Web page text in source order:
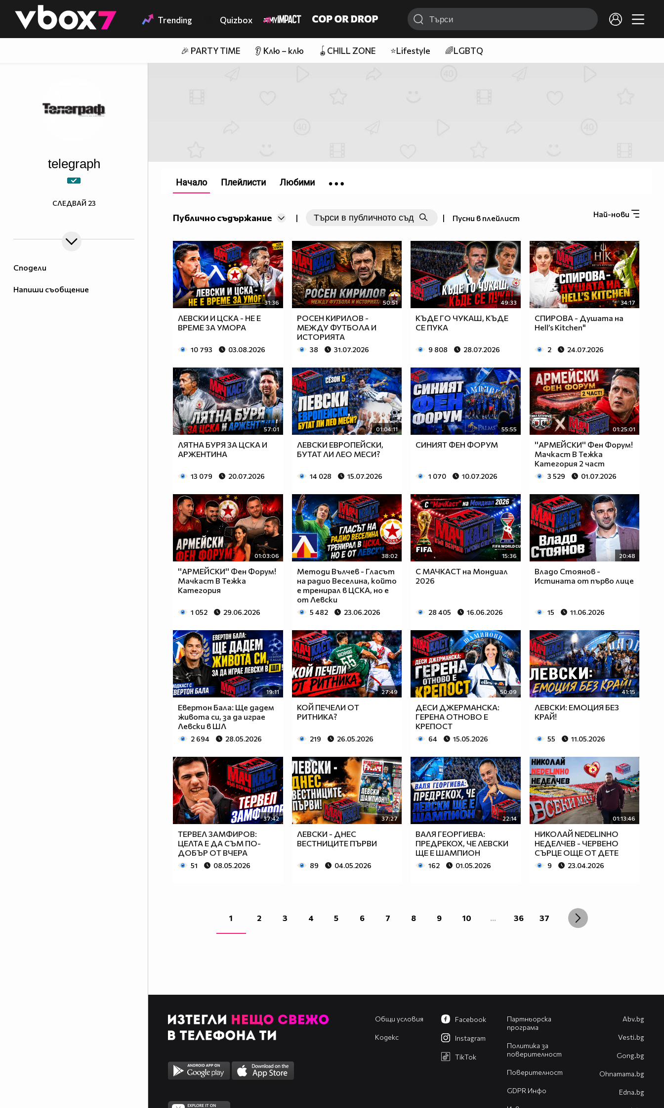
👾 Trending Quizbox
🎉 PARTY TIME 👂 Клю – клю 🪀CHILL ZONE ⭐Lifestyle 🌈LGBTQ
Сподели
Напиши съобщение
telegraph
СЛЕДВАЙ 23
Най-нови
Публично съдържание | | Пусни в плейлист
31:36
ЛЕВСКИ И ЦСКА - НЕ Е
ВРЕМЕ ЗА УМОРА
10 793 03.08.2026
50:51
РОСЕН КИРИЛОВ -
МЕЖДУ ФУТБОЛА И
ИСТОРИЯТА
38 31.07.2026
49:33
КЪДЕ ГО ЧУКАШ, КЪДЕ
СЕ ПУКА
9 808 28.07.2026
34:17
СПИРОВА - Душата на
Hell’s Kitchen"
2 24.07.2026
57:01
ЛЯТНА БУРЯ ЗА ЦСКА И
АРЖЕНТИНА
13 079 20.07.2026
01:04:11
ЛЕВСКИ ЕВРОПЕЙСКИ,
БУТАТ ЛИ ЛЕО МЕСИ?
14 028 15.07.2026
55:55
СИНИЯТ ФЕН ФОРУМ
1 070 10.07.2026
01:25:01
''АРМЕЙСКИ'' Фен Форум!
Мачкаст В Тежка
Категория 2 част
3 529 01.07.2026
01:03:06
''АРМЕЙСКИ'' Фен Форум!
Мачкаст В Тежка
Категория
1 052 29.06.2026
38:02
Методи Вълчев - Гласът
на радио Веселина, който
е тренирал в ЦСКА, но е
от Левски
5 482 23.06.2026
15:36
С МАЧКАСТ на Мондиал
2026
28 405 16.06.2026
20:48
Владо Стоянов -
Истината от първо лице
15 11.06.2026
19:11
Евертон Бала: Ще дадем
живота си, за да играе
Левски в ШЛ
2 694 28.05.2026
27:49
КОЙ ПЕЧЕЛИ ОТ
РИТНИКА?
219 26.05.2026
50:09
ДЕСИ ДЖЕРМАНСКА:
ГЕРЕНА ОТНОВО Е
КРЕПОСТ
64 15.05.2026
41:15
ЛЕВСКИ: ЕМОЦИЯ БЕЗ
КРАЙ!
55 11.05.2026
37:42
ТЕРВЕЛ ЗАМФИРОВ:
ЦЕЛТА Е ДА СЪМ ПО-
ДОБЪР ОТ ВЧЕРА
51 08.05.2026
37:27
ЛЕВСКИ - ДНЕС
ВЕСТНИЦИТЕ ПЪРВИ
89 04.05.2026
22:14
ВАЛЯ ГЕОРГИЕВА:
ПРЕДРЕКОХ, ЧЕ ЛЕВСКИ
ЩЕ Е ШАМПИОН
162 01.05.2026
01:13:46
НИКОЛАЙ NEDELINHO
НЕДЕЛЧЕВ - ЧЕРВЕНО
СЪРЦЕ ОЩЕ ОТ ДЕТЕ
9 23.04.2026
1 2 3 4 5 6 7 8 9 10 ... 36 37
Начало Плейлисти Любими
Общи условия
Кодекс
Партньорска
програма
Политика за
поверителност
Поверителност
GDPR Инфо
Facebook
Instagram
TikTok
Abv.bg
Vesti.bg
Gong.bg
Оhnamama.bg
Edna.bg